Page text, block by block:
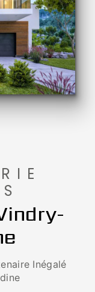
Inégalé